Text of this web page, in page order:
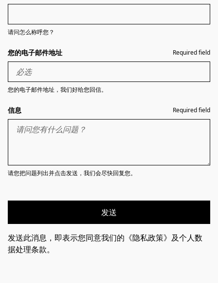
请问怎么称呼您？
您的电子邮件地址 Required field
您的电子邮件地址，我们好给您回信。
信息 Required field
请您把问题列出并点击发送，我们会尽快回复您。
发送
发送此消息，即表示您同意我们的《隐私政策》及个人数
据处理条款。